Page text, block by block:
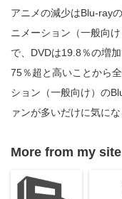
アニメの減少はBlu‐ray
ニメーション（一般向
で、DVDは19.8％の増
75％超と高いことから
ション（一般向け）の
ァンが多いだけに気にな
More from my site